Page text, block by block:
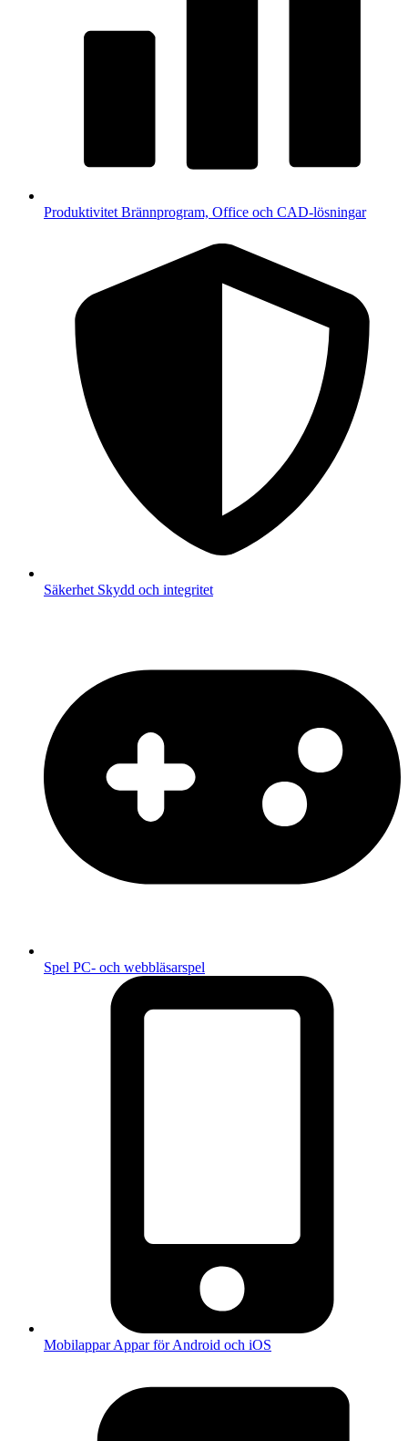
Produktivitet Brännprogram, Office och CAD-lösningar
Säkerhet Skydd och integritet
Spel PC- och webbläsarspel
MobilapparAppar för Android och iOS